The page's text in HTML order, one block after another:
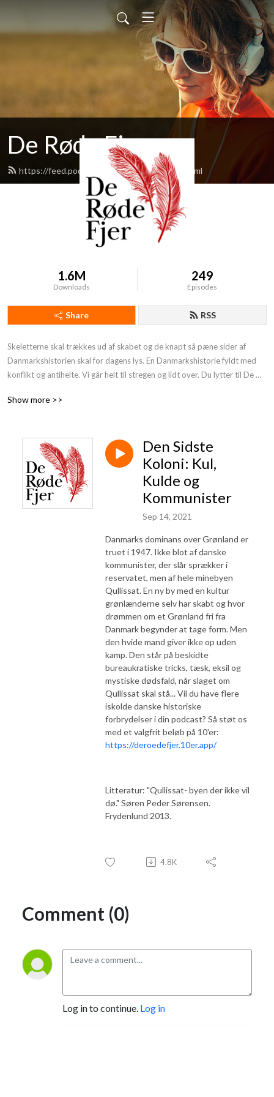
De Røde Fjer
https://feed.podbean.com/deroedefjer/feed.xml
1.6M
Downloads
249
Episodes
Share RSS
Skeletterne skal trækkes ud af skabet og de knapt så pæne sider af
Danmarkshistorien skal for dagens lys. En Danmarkshistorie fyldt med
konflikt og antihelte. Vi går helt til stregen og lidt over. Du lytter til De
din podcast:https: //deroedefjer.10er.app/
Show more >>
Den Sidste
Koloni: Kul,
Kulde og
Kommunister
Sep 14, 2021
Danmarks dominans over Grønland er
truet i 1947. Ikke blot af danske
kommunister, der slår sprækker i
reservatet, men af hele minebyen
Qullissat. En ny by med en kultur
grønlænderne selv har skabt og hvor
drømmen om et Grønland fri fra
Danmark begynder at tage form. Men
den hvide mand giver ikke op uden
kamp. Den står på beskidte
bureaukratiske tricks, tæsk, eksil og
mystiske dødsfald, når slaget om
Qullissat skal stå... Vil du have flere
iskolde danske historiske
forbrydelser i din podcast? Så støt os
med et valgfrit beløb på 10'er:
https://deroedefjer.10er.app/
Litteratur: "Qullissat- byen der ikke vil
dø." Søren Peder Sørensen.
Frydenlund 2013.
4.8K
Comment (0)
Log in to continue. Log in